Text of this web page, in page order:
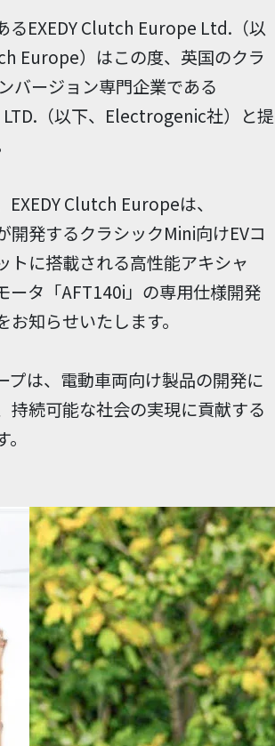
るEXEDY Clutch Europe Ltd.（以
Europe）はこの度、英国のクラ
バージョン専門企業である
LTD.（以下、Electrogenic社）と提
EXEDY Clutch Europeは、
発するクラシックMini向けEVコ
トに搭載される高性能アキシャ
ータ「AFT140i」の専用仕様開発
知らせいたします。
プは、電動車両向け製品の開発に
持続可能な社会の実現に貢献する